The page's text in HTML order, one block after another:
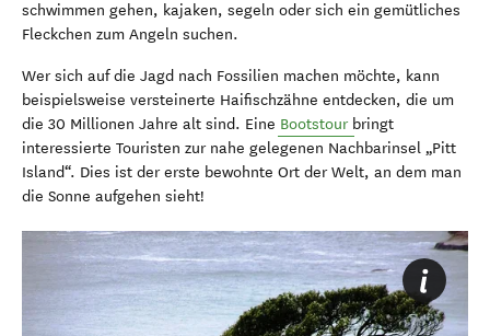
schwimmen gehen, kajaken, segeln oder sich ein gemütliches
Fleckchen zum Angeln suchen.
Wer sich auf die Jagd nach Fossilien machen möchte, kann
beispielsweise versteinerte Haifischzähne entdecken, die um
die 30 Millionen Jahre alt sind. Eine Bootstour bringt
interessierte Touristen zur nahe gelegenen Nachbarinsel „Pitt
Island“. Dies ist der erste bewohnte Ort der Welt, an dem man
die Sonne aufgehen sieht!